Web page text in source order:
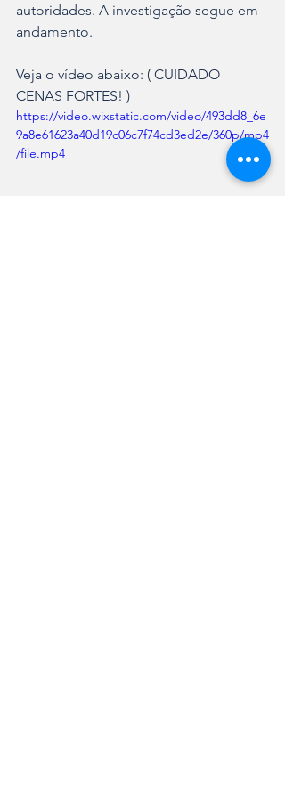
autoridades. A investigação segue em
andamento.
Veja o vídeo abaixo: ( CUIDADO
CENAS FORTES! )
https://video.wixstatic.com/video/493dd8_6e
9a8e61623a40d19c06c7f74cd3ed2e/360p/mp4
/file.mp4